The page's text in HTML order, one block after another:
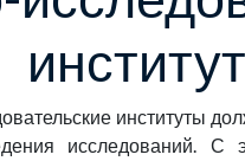
институты
исследований. С